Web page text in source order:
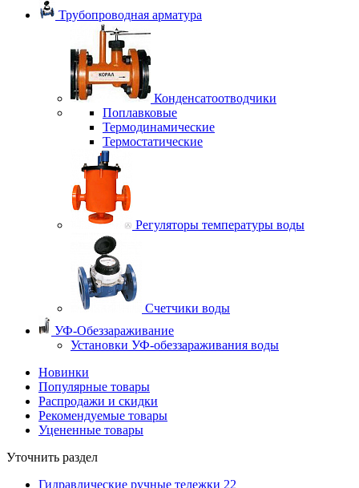
Трубопроводная арматура
Конденсатоотводчики
Поплавковые
Термодинамические
Термостатические
Регуляторы температуры воды
Счетчики воды
УФ-Обеззараживание
Установки УФ-обеззараживания воды
Новинки
Популярные товары
Распродажи и скидки
Рекомендуемые товары
Уцененные товары
Уточнить раздел
Гидравлические ручные тележки 22